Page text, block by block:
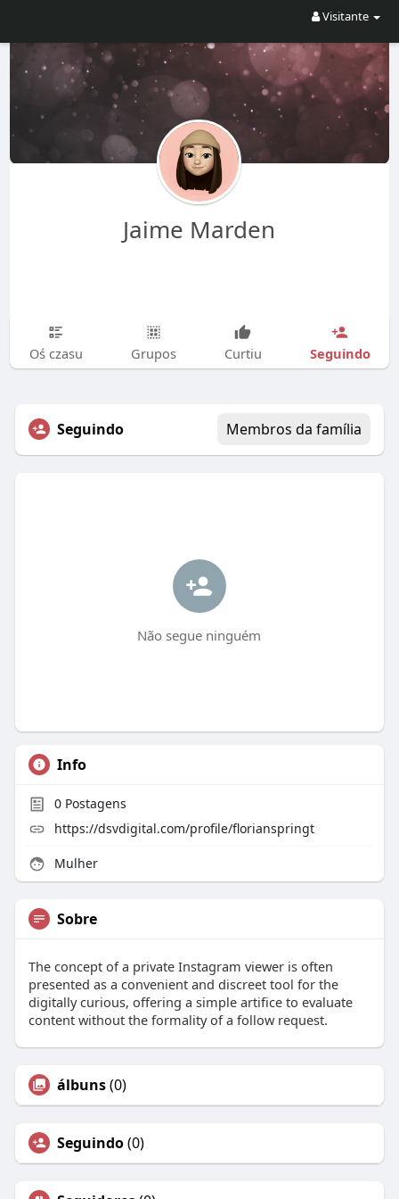
Visitante
Jaime Marden
Oś czasu Grupos Curtiu Seguindo
Seguindo Membros da família
Não segue ninguém
Info
0Postagens
https://dsvdigital.com/profile/florianspringt
Mulher
Sobre
The concept of a private Instagram viewer is often
presented as a convenient and discreet tool for the
digitally curious, offering a simple artifice to evaluate
content without the formality of a follow request.
álbuns(0)
Seguindo(0)